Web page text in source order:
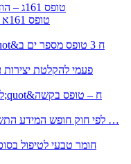
טופס 161ג – הודעה על חזרה מרצף פיצויים / קיצבה
טופס 161א – הודעת עובד עקב פרישה מעבודה
) 1998 ( לפי חוק חופש המידע התשנ;ח – טופס בקשה לקבלת …
חומר טבעי לטיפול